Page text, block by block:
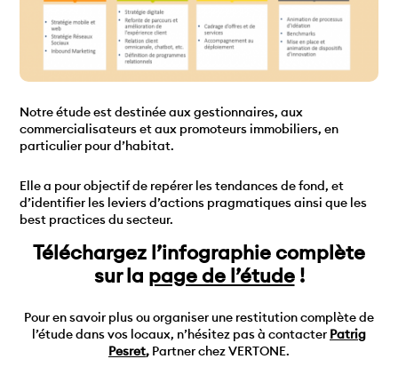
Notre étude est destinée aux gestionnaires, aux
commercialisateurs et aux promoteurs immobiliers, en
particulier pour d’habitat.
Elle a pour objectif de repérer les tendances de fond, et
d’identifier les leviers d’actions pragmatiques ainsi que les
best practices du secteur.
Téléchargez l’infographie complète
sur la page de l’étude!
Pour en savoir plus ou organiser une restitution complète de
l’étude dans vos locaux, n’hésitez pas à contacter Patrig
Pesret, Partner chez VERTONE.